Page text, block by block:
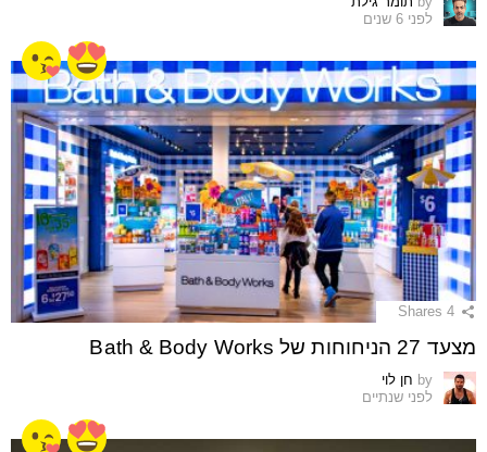
לפני 6 שנים
4
Shares
מצעד 27 הניחוחות של Bath & Body Works
by חן לוי
לפני שנתיים